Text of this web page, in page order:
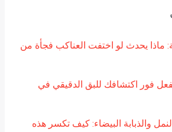
ماذا يحدث لو اختفت العناكب فجأة من
فور اكتشافك للبق الدقيقي في
والذبابة البيضاء: كيف تكسر هذه